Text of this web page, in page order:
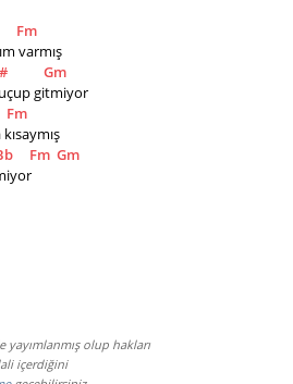
Fm
varmış
Gm
gitmiyor
Fm
Fm Gm
yayımlanmış olup hakları
içerdiğini